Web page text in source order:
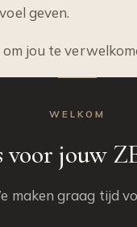
geven.
jou te
WELKOM
voor jouw
maken graag tijd